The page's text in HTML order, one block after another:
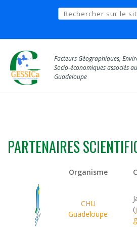
Facteurs Géographiques,
Socio-économiques associés
Guadeloupe
PARTENAIRES
Organisme
CHU
Guadeloupe
(